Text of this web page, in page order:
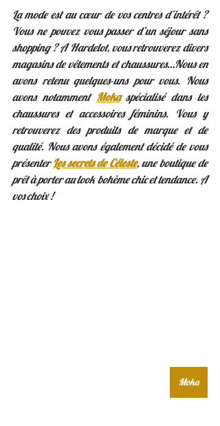
La mode est au cœur de vos centres d’intérêt ?
Vous ne pouvez vous passer d’un séjour sans
shopping ? A Hardelot, vous retrouverez divers
magasins de vêtements et chaussures…Nous en
avons retenu quelques-uns pour vous. Nous
avons notamment Moka spécialisé dans les
chaussures et accessoires féminins. Vous y
retrouverez des produits de marque et de
qualité. Nous avons également décidé de vous
présenter Les secrets de Céleste, une boutique de
prêt à porter au look bohème chic et tendance. A
vos choix !
Moka